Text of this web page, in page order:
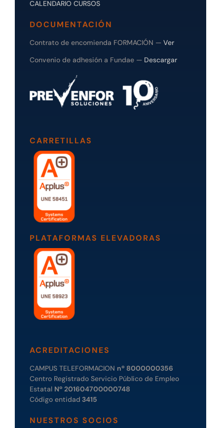
CALENDARIO CURSOS
DOCUMENTACIÓN
Contrato de encomienda FORMACIÓN — Ver
Convenio de adhesión a Fundae — Descargar
CARRETILLAS
PLATAFORMAS ELEVADORAS
ACREDITACIONES
CAMPUS TELEFORMACION nº 8000000356
Centro Registrado Servicio Público de Empleo
Estatal Nº 201604700000748
Código entidad 3415
NUESTROS SOCIOS